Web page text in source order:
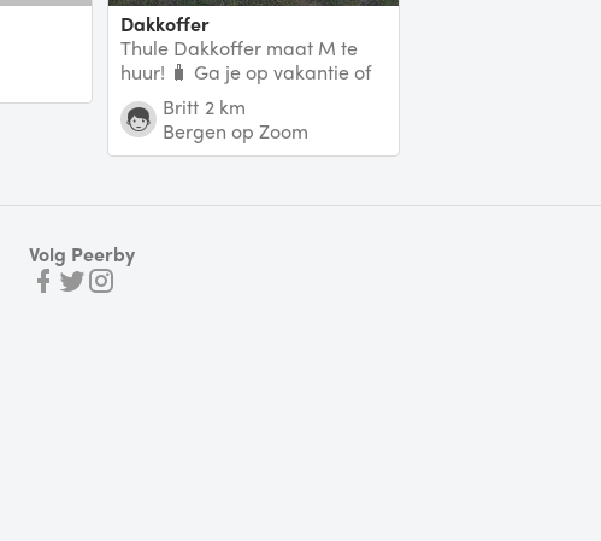
Dakkoffer
Thule Dakkoffer maat M te
huur! 🧳 Ga je op vakantie of
heb je tijdelijk extra
bagageruimte nodig?
Britt 2 km
Bergen op Zoom
Volg Peerby